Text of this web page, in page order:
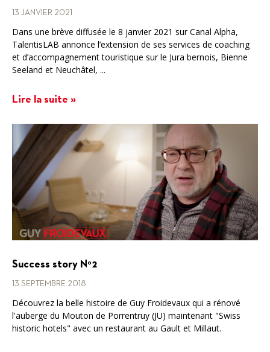
13 JANVIER 2021
Dans une brève diffusée le 8 janvier 2021 sur Canal Alpha,
TalentisLAB annonce l’extension de ses services de coaching
et d’accompagnement touristique sur le Jura bernois, Bienne
Seeland et Neuchâtel, ...
Lire la suite »
Success story N°2
13 SEPTEMBRE 2018
Découvrez la belle histoire de Guy Froidevaux qui a rénové
l'auberge du Mouton de Porrentruy (JU) maintenant "Swiss
historic hotels" avec un restaurant au Gault et Millaut.